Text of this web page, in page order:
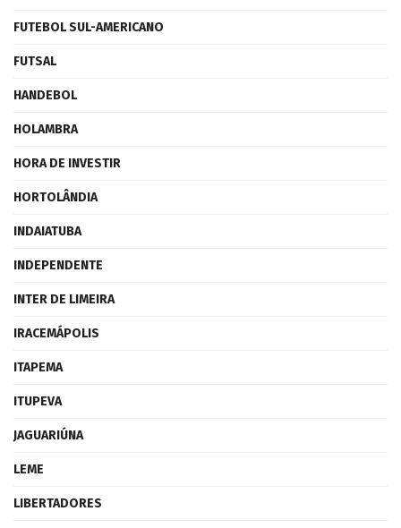
FUTEBOL SUL-AMERICANO
FUTSAL
HANDEBOL
HOLAMBRA
HORA DE INVESTIR
HORTOLÂNDIA
INDAIATUBA
INDEPENDENTE
INTER DE LIMEIRA
IRACEMÁPOLIS
ITAPEMA
ITUPEVA
JAGUARIÚNA
LEME
LIBERTADORES